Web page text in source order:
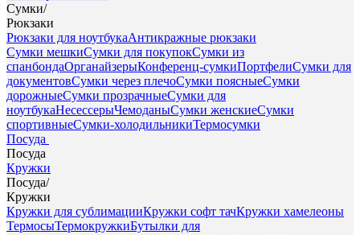
Сумки/
Рюкзаки
Рюкзаки для ноутбукаАнтикражные рюкзаки
Сумки мешкиСумки для покупокСумки из
спанбондаОрганайзерыКонференц-сумкиПортфелиСумки для
документовСумки через плечоСумки поясныеСумки
дорожныеСумки прозрачныеСумки для
ноутбукаНесессерыЧемоданыСумки женскиеСумки
спортивныеСумки-холодильникиТермосумки
Посуда
Посуда
Кружки
Посуда/
Кружки
Кружки для сублимацииКружки софт тачКружки хамелеоны
ТермосыТермокружкиБутылки для